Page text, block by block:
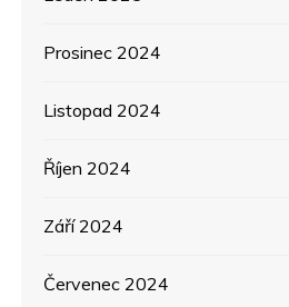
Prosinec 2024
Listopad 2024
Říjen 2024
Září 2024
Červenec 2024